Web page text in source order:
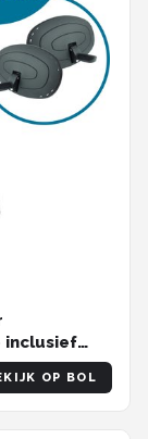
inclusief
OP BOL